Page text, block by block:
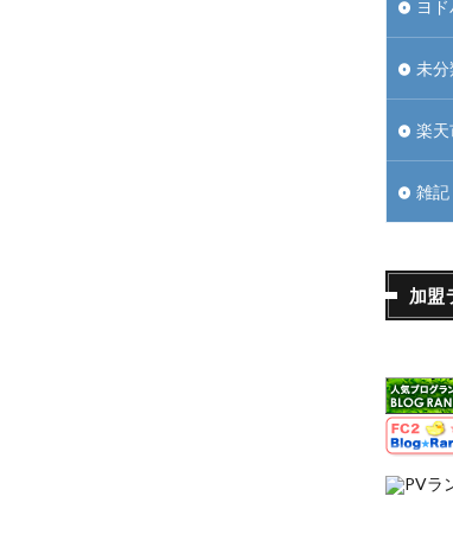
ヨ
未分
楽
雑記
加盟